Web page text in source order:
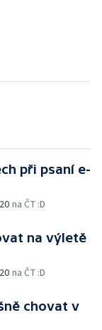
při psaní e-
na ČT :D
na výletě
na ČT :D
chovat v